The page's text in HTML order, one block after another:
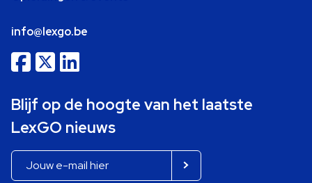
info@lexgo.be
Blijf op de hoogte van het laatste
LexGO nieuws